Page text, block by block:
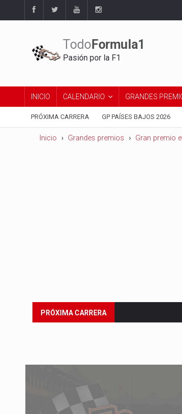
Todo Formula1
Pasión por la F1
INICIO CALENDARIO GRANDES
PRÓXIMA CARRERA GP PAÍSES BAJOS 2026
Inicio Grandes premios Gran premio
PRÓXIMA CARRERA